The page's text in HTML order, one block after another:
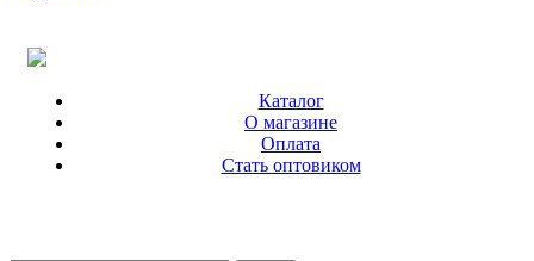
Каталог
О магазине
Оплата
Стать оптовиком